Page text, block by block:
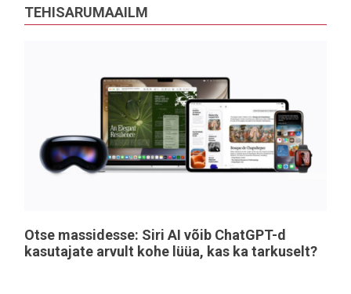
TEHISARUMAAILM
Otse massidesse: Siri AI võib ChatGPT-d
kasutajate arvult kohe lüüa, kas ka tarkuselt?